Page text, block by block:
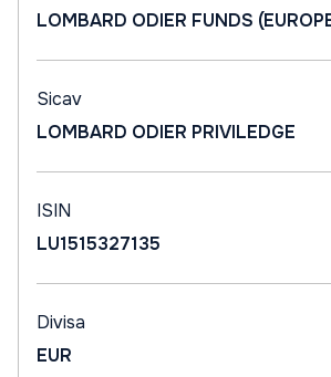
LOMBARD ODIER FUNDS
Sicav
LOMBARD ODIER PRIVILEDGE
ISIN
LU1515327135
Divisa
EUR